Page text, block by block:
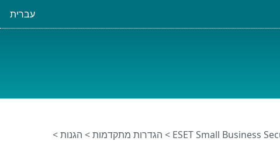
עברית
> הגדרות מתקדמות> הגנות>